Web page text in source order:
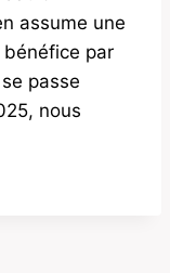
assume une
par
passe
nous